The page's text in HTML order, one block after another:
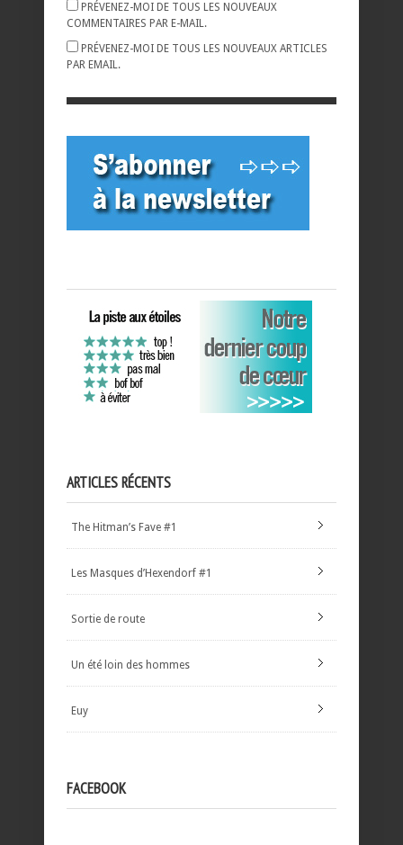
PRÉVENEZ-MOI DE TOUS LES NOUVEAUX
COMMENTAIRES PAR E-MAIL.
PRÉVENEZ-MOI DE TOUS LES NOUVEAUX ARTICLES
PAR EMAIL.
ARTICLES RÉCENTS
The Hitman’s Fave #1
Les Masques d’Hexendorf #1
Sortie de route
Un été loin des hommes
Euy
FACEBOOK